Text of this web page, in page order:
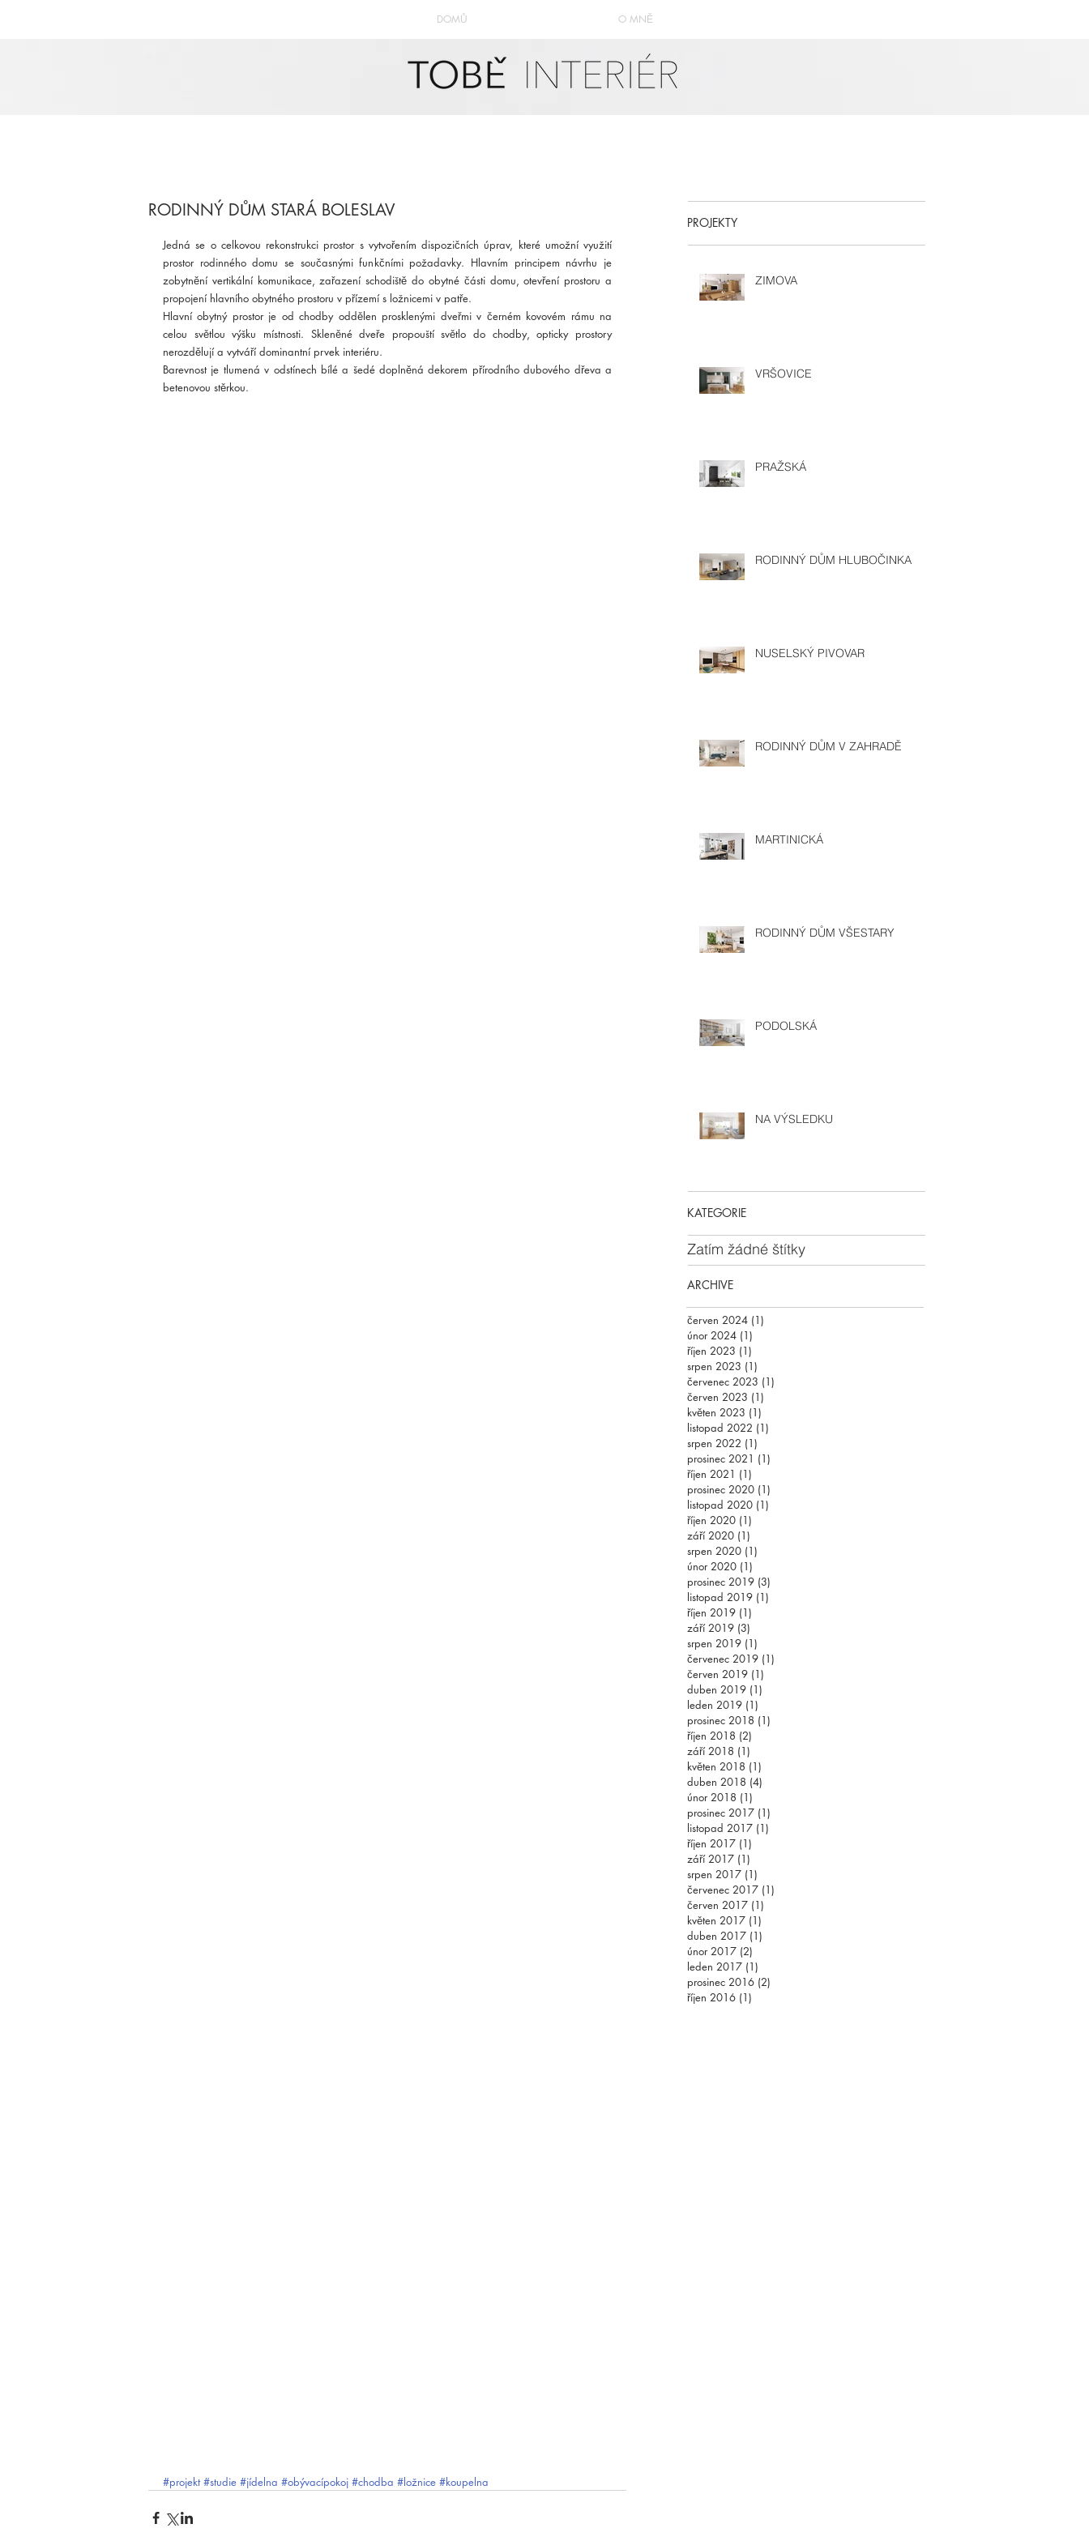
DOMŮ O MNĚ
RODINNÝ DŮM STARÁ BOLESLAV
Jedná se o celkovou rekonstrukci prostor s vytvořením dispozičních úprav, které umožní využití
prostor rodinného domu se současnými funkčními požadavky. Hlavním principem návrhu je
zobytnění vertikální komunikace, zařazení schodiště do obytné části domu, otevření prostoru a
propojení hlavního obytného prostoru v přízemí s ložnicemi v patře.
Hlavní obytný prostor je od chodby oddělen prosklenými dveřmi v černém kovovém rámu na
celou světlou výšku místnosti. Skleněné dveře propouští světlo do chodby, opticky prostory
nerozdělují a vytváří dominantní prvek interiéru.
Barevnost je tlumená v odstínech bílé a šedé doplněná dekorem přírodního dubového dřeva a
betenovou stěrkou.
#projekt #studie #jídelna #obývacípokoj #chodba #ložnice #koupelna
PROJEKTY
ZIMOVA
VRŠOVICE
PRAŽSKÁ
RODINNÝ DŮM HLUBOČINKA
NUSELSKÝ PIVOVAR
RODINNÝ DŮM V ZAHRADĚ
MARTINICKÁ
RODINNÝ DŮM VŠESTARY
PODOLSKÁ
NA VÝSLEDKU
KATEGORIE
Zatím žádné štítky
ARCHIVE
červen 2024 (1)
únor 2024 (1)
říjen 2023 (1)
srpen 2023 (1)
červenec 2023 (1)
červen 2023 (1)
květen 2023 (1)
listopad 2022 (1)
srpen 2022 (1)
prosinec 2021 (1)
říjen 2021 (1)
prosinec 2020 (1)
listopad 2020 (1)
říjen 2020 (1)
září 2020 (1)
srpen 2020 (1)
únor 2020 (1)
prosinec 2019 (3)
listopad 2019 (1)
říjen 2019 (1)
září 2019 (3)
srpen 2019 (1)
červenec 2019 (1)
červen 2019 (1)
duben 2019 (1)
leden 2019 (1)
prosinec 2018 (1)
říjen 2018 (2)
září 2018 (1)
květen 2018 (1)
duben 2018 (4)
únor 2018 (1)
prosinec 2017 (1)
listopad 2017 (1)
říjen 2017 (1)
září 2017 (1)
srpen 2017 (1)
červenec 2017 (1)
červen 2017 (1)
květen 2017 (1)
duben 2017 (1)
únor 2017 (2)
leden 2017 (1)
prosinec 2016 (2)
říjen 2016 (1)